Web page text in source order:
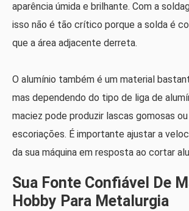
aparência úmida e brilhante. Com a
isso não é tão crítico porque a solda é
que a área adjacente derreta.
O alumínio também é um material
mas dependendo do tipo de liga de
maciez pode produzir lascas gomosas
escoriações. É importante ajustar a
da sua máquina em resposta ao cortar
Sua Fonte Confiável De
Hobby Para Metalurgia